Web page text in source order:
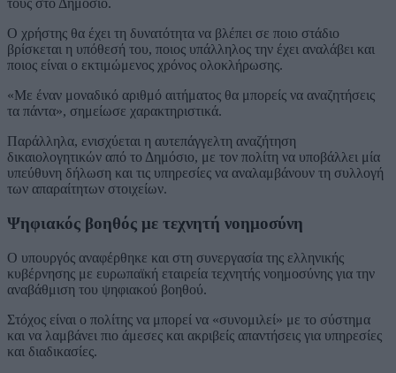
τους στο Δημόσιο.
Ο χρήστης θα έχει τη δυνατότητα να βλέπει σε ποιο στάδιο
βρίσκεται η υπόθεσή του, ποιος υπάλληλος την έχει αναλάβει και
ποιος είναι ο εκτιμώμενος χρόνος ολοκλήρωσης.
«Με έναν μοναδικό αριθμό αιτήματος θα μπορείς να αναζητήσεις
τα πάντα», σημείωσε χαρακτηριστικά.
Παράλληλα, ενισχύεται η αυτεπάγγελτη αναζήτηση
δικαιολογητικών από το Δημόσιο, με τον πολίτη να υποβάλλει μία
υπεύθυνη δήλωση και τις υπηρεσίες να αναλαμβάνουν τη συλλογή
των απαραίτητων στοιχείων.
Ψηφιακός βοηθός με τεχνητή νοημοσύνη
Ο υπουργός αναφέρθηκε και στη συνεργασία της ελληνικής
κυβέρνησης με ευρωπαϊκή εταιρεία τεχνητής νοημοσύνης για την
αναβάθμιση του ψηφιακού βοηθού.
Στόχος είναι ο πολίτης να μπορεί να «συνομιλεί» με το σύστημα
και να λαμβάνει πιο άμεσες και ακριβείς απαντήσεις για υπηρεσίες
και διαδικασίες.